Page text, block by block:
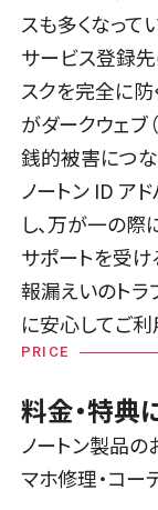
スも多くなって
サービス登録
スクを完全に防
がダークウェブ
銭的被害につな
ノートン ID ア
し、万が一の
サポートを受け
報漏えいのトラ
に安心してご利
PRICE
料金・特典
ノートン製品
マホ修理・コー